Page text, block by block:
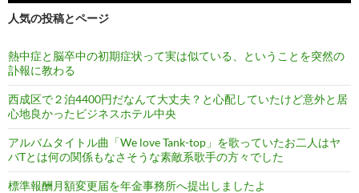
人気の投稿とページ
熱中症と脳卒中の初期症状って実は似ている、ということを突然の
訃報に教わる
西成区で２泊4400円だなんて大丈夫？と心配していたけど意外と居
心地良かったビジネスホテル中央
アルバムタイトル曲「We love Tank-top」を歌っていたお二人はヤ
バTとは何の関係もなさそうな素敵系歌手の方々でした
標準報酬月額変更届を年金事務所へ提出しましたよ